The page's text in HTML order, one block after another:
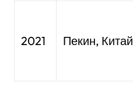
2021 Пекин, Китай